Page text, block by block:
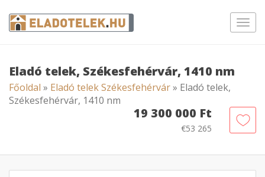
Eladó telek, Székesfehérvár, 1410 nm
Főoldal » Eladó telek Székesfehérvár» Eladó telek,
Székesfehérvár, 1410 nm
19 300 000 Ft
€53 265